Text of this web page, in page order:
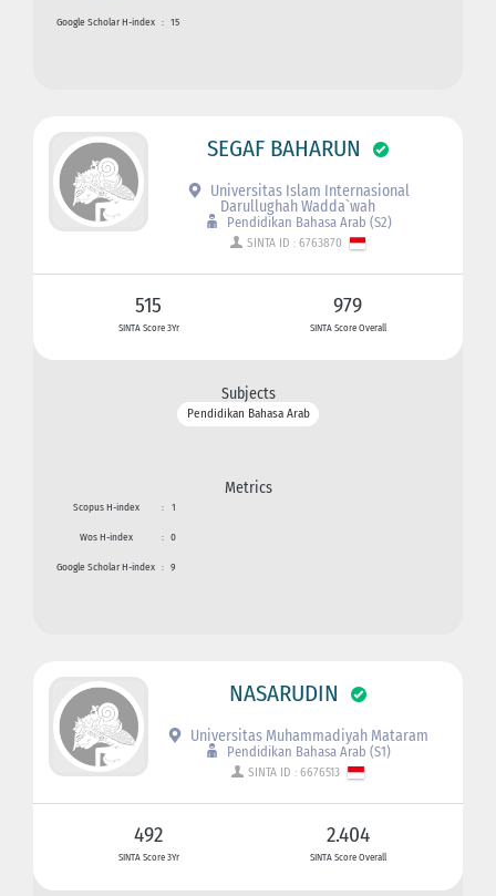
Google Scholar H-index : 15
SEGAF BAHARUN
Universitas Islam Internasional
Darullughah Wadda`wah
Pendidikan Bahasa Arab (S2)
SINTA ID : 6763870
515
SINTA Score 3Yr
979
SINTA Score Overall
Subjects
Pendidikan Bahasa Arab
Metrics
Scopus H-index : 1
Wos H-index : 0
Google Scholar H-index : 9
NASARUDIN
Universitas Muhammadiyah Mataram
Pendidikan Bahasa Arab (S1)
SINTA ID : 6676513
492
SINTA Score 3Yr
2.404
SINTA Score Overall